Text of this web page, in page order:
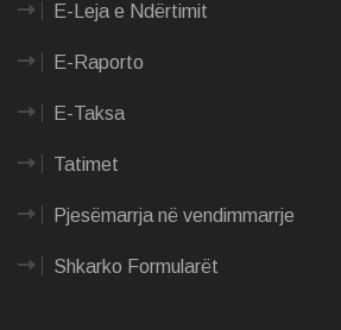
E-Leja e Ndërtimit
E-Raporto
E-Taksa
Tatimet
Pjesëmarrja në vendimmarrje
Shkarko Formularët